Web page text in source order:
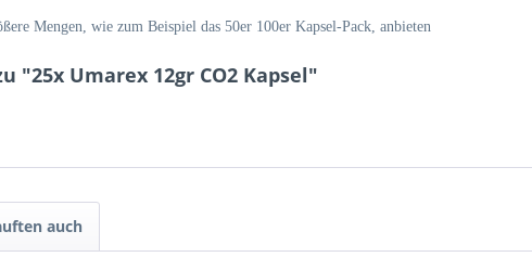
Mengen, wie zum Beispiel das 50er 100er Kapsel-Pack, anbieten
"25x Umarex 12gr CO2 Kapsel"
auch